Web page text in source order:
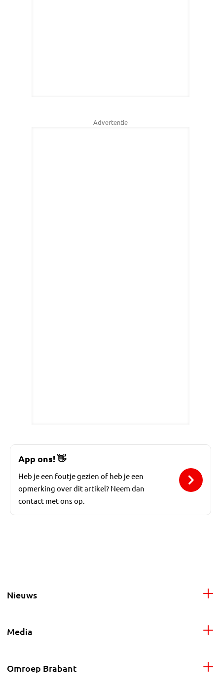
Advertentie
App ons!👋
Heb je een foutje gezien of heb je een
opmerking over dit artikel? Neem dan
contact met ons op.
Nieuws
Media
Omroep Brabant